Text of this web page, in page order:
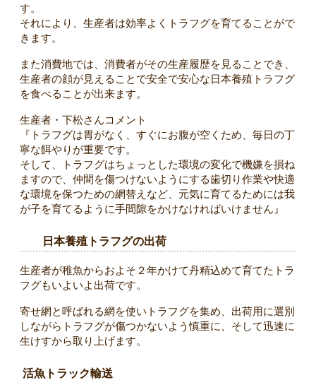
す。
それにより、生産者は効率よくトラフグを育てることがで
きます。
また消費地では、消費者がその生産履歴を見ることでき、
生産者の顔が見えることで安全で安心な日本養殖トラフグ
を食べることが出来ます。
生産者・下松さんコメント
『トラフグは胃がなく、すぐにお腹が空くため、毎日の丁
寧な餌やりが重要です。
そして、トラフグはちょっとした環境の変化で機嫌を損ね
ますので、仲間を傷つけないようにする歯切り作業や快適
な環境を保つための網替えなど、元気に育てるためには我
が子を育てるように手間隙をかけなければいけません』
日本養殖トラフグの出荷
生産者が稚魚からおよそ２年かけて丹精込めて育てたトラ
フグもいよいよ出荷です。
寄せ網と呼ばれる網を使いトラフグを集め、出荷用に選別
しながらトラフグが傷つかないよう慎重に、そして迅速に
生けすから取り上げます。
活魚トラック輸送